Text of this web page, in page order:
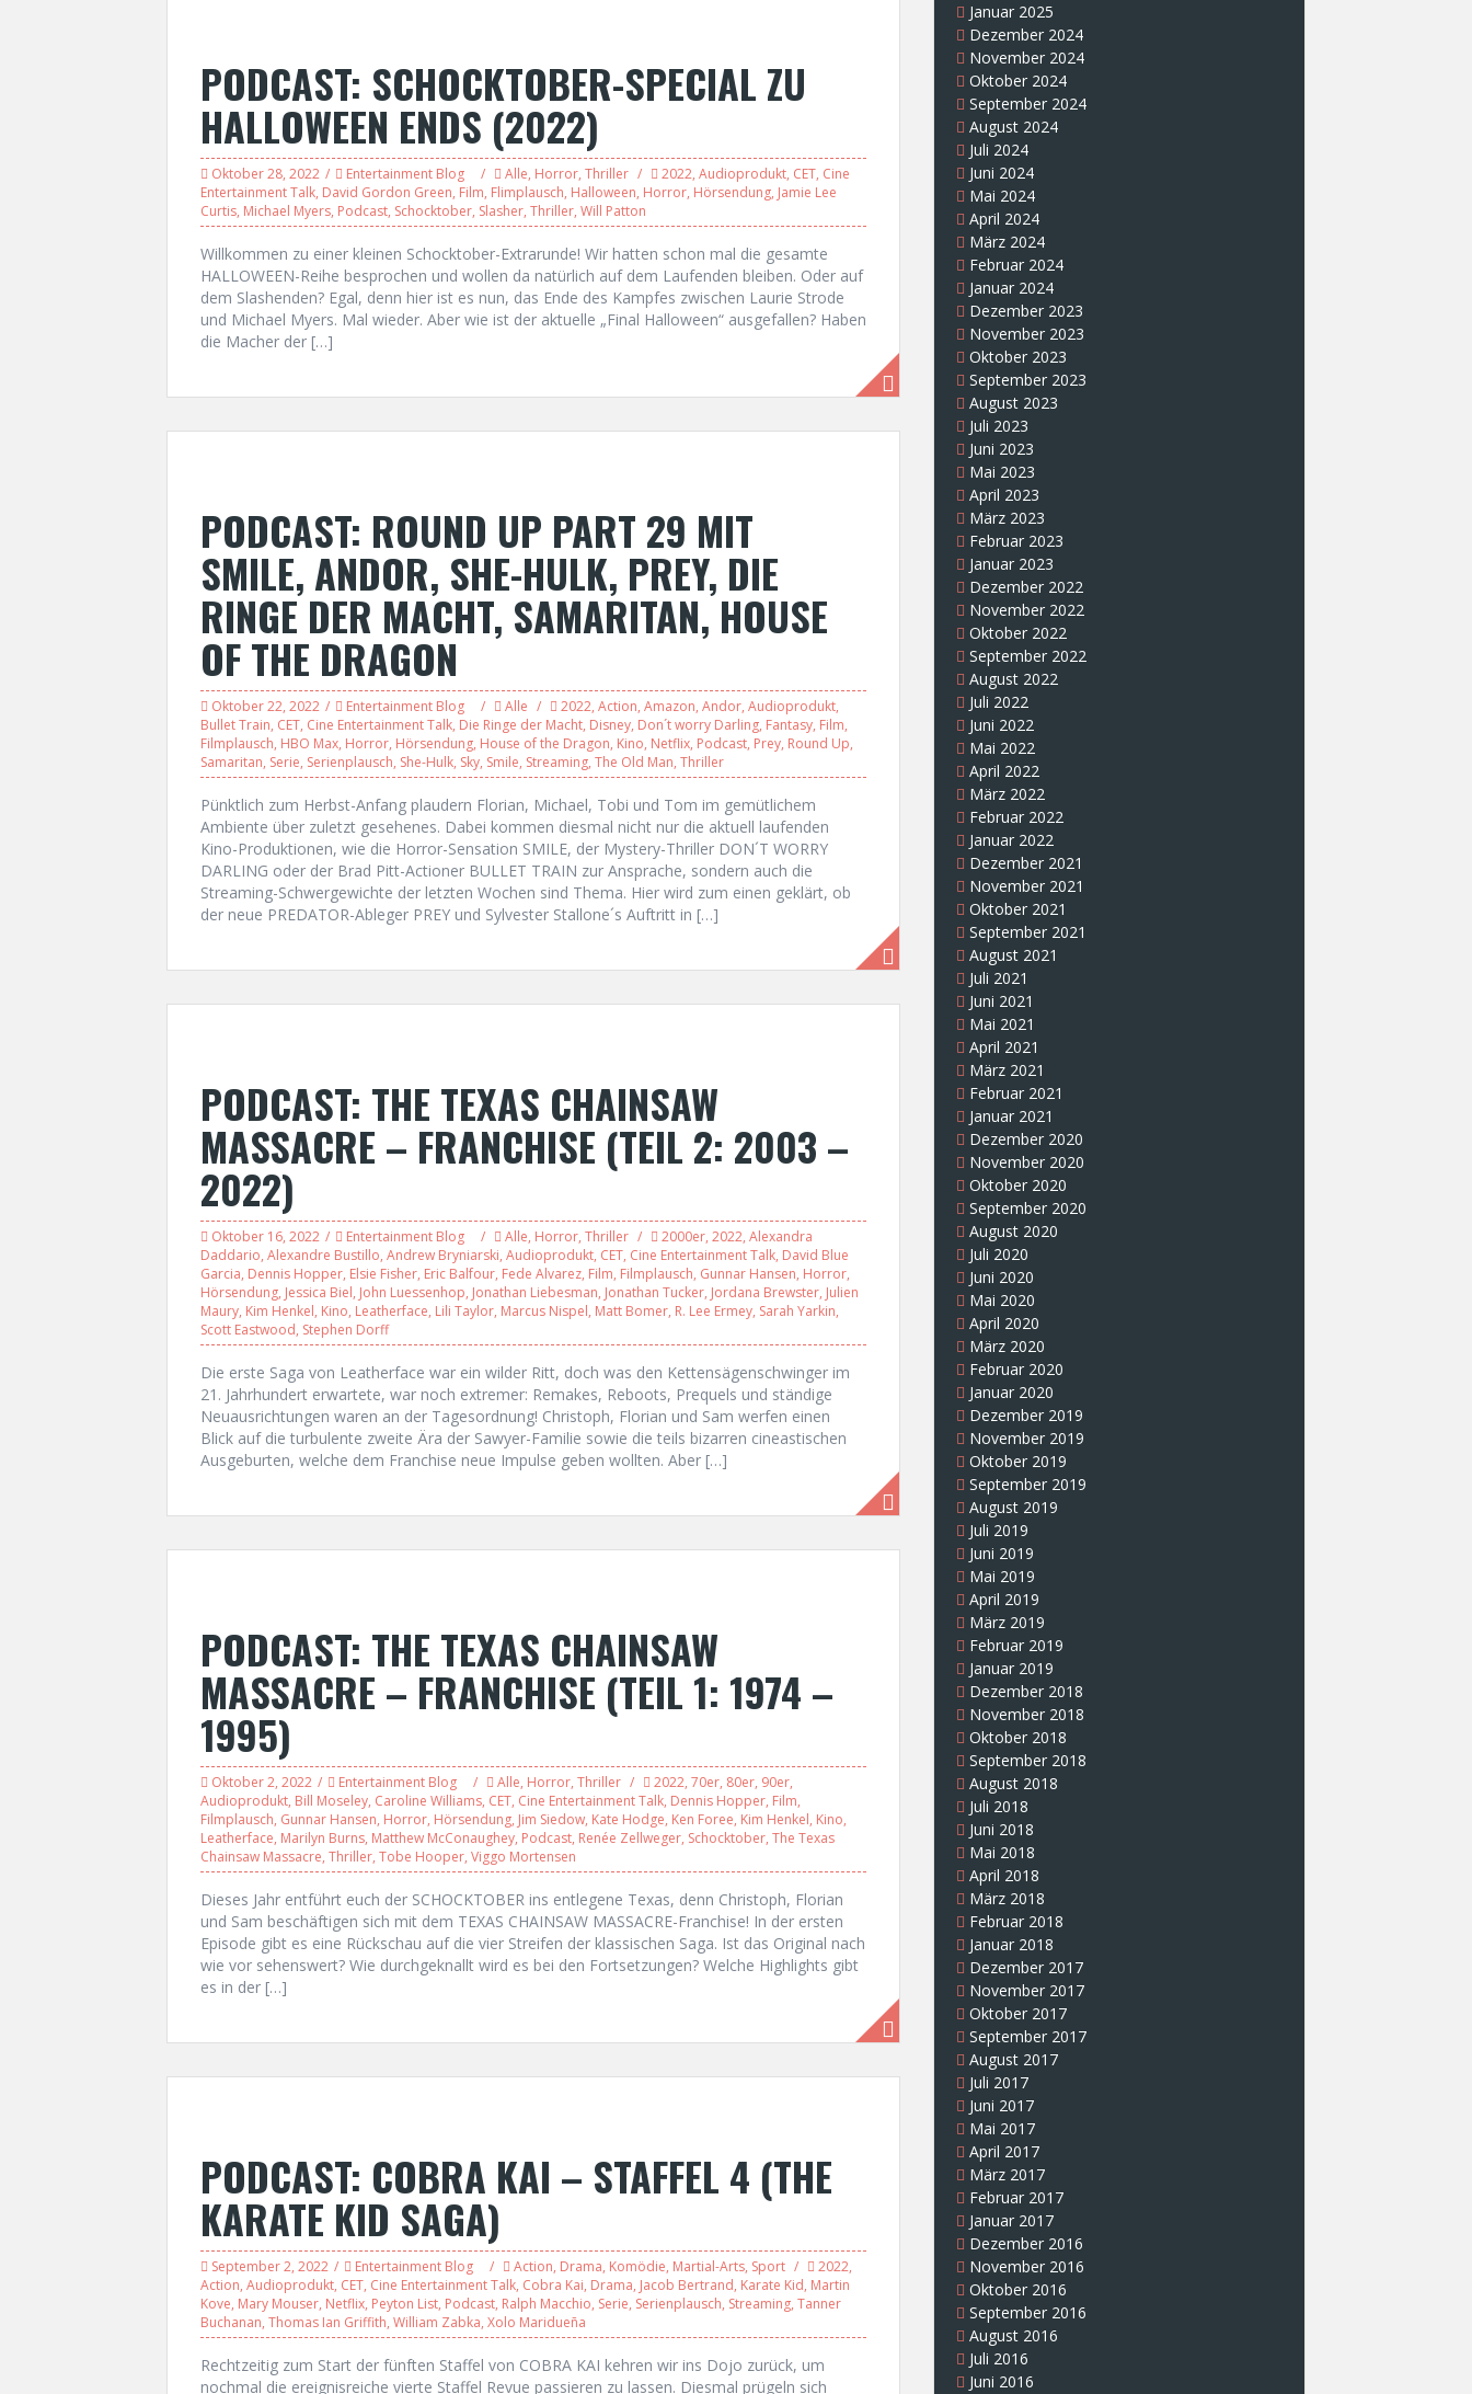
PODCAST: SCHOCKTOBER-SPECIAL ZU
HALLOWEEN ENDS (2022)
Oktober 28, 2022 Entertainment Blog Alle, Horror, Thriller 2022, Audioprodukt, CET, Cine
Entertainment Talk, David Gordon Green, Film, Flimplausch, Halloween, Horror, Hörsendung, Jamie Lee
Curtis, Michael Myers, Podcast, Schocktober, Slasher, Thriller, Will Patton
Willkommen zu einer kleinen Schocktober-Extrarunde! Wir hatten schon mal die gesamte
HALLOWEEN-Reihe besprochen und wollen da natürlich auf dem Laufenden bleiben. Oder auf
dem Slashenden? Egal, denn hier ist es nun, das Ende des Kampfes zwischen Laurie Strode
und Michael Myers. Mal wieder. Aber wie ist der aktuelle „Final Halloween“ ausgefallen? Haben
die Macher der […]
PODCAST: ROUND UP PART 29 MIT
SMILE, ANDOR, SHE-HULK, PREY, DIE
RINGE DER MACHT, SAMARITAN, HOUSE
OF THE DRAGON
Oktober 22, 2022 Entertainment Blog Alle 2022, Action, Amazon, Andor, Audioprodukt,
Bullet Train, CET, Cine Entertainment Talk, Die Ringe der Macht, Disney, Don´t worry Darling, Fantasy, Film,
Filmplausch, HBO Max, Horror, Hörsendung, House of the Dragon, Kino, Netflix, Podcast, Prey, Round Up,
Samaritan, Serie, Serienplausch, She-Hulk, Sky, Smile, Streaming, The Old Man, Thriller
Pünktlich zum Herbst-Anfang plaudern Florian, Michael, Tobi und Tom im gemütlichem
Ambiente über zuletzt gesehenes. Dabei kommen diesmal nicht nur die aktuell laufenden
Kino-Produktionen, wie die Horror-Sensation SMILE, der Mystery-Thriller DON´T WORRY
DARLING oder der Brad Pitt-Actioner BULLET TRAIN zur Ansprache, sondern auch die
Streaming-Schwergewichte der letzten Wochen sind Thema. Hier wird zum einen geklärt, ob
der neue PREDATOR-Ableger PREY und Sylvester Stallone´s Auftritt in […]
PODCAST: THE TEXAS CHAINSAW
MASSACRE – FRANCHISE (TEIL 2: 2003 –
2022)
Oktober 16, 2022 Entertainment Blog Alle, Horror, Thriller 2000er, 2022, Alexandra
Daddario, Alexandre Bustillo, Andrew Bryniarski, Audioprodukt, CET, Cine Entertainment Talk, David Blue
Garcia, Dennis Hopper, Elsie Fisher, Eric Balfour, Fede Alvarez, Film, Filmplausch, Gunnar Hansen, Horror,
Hörsendung, Jessica Biel, John Luessenhop, Jonathan Liebesman, Jonathan Tucker, Jordana Brewster, Julien
Maury, Kim Henkel, Kino, Leatherface, Lili Taylor, Marcus Nispel, Matt Bomer, R. Lee Ermey, Sarah Yarkin,
Scott Eastwood, Stephen Dorff
Die erste Saga von Leatherface war ein wilder Ritt, doch was den Kettensägenschwinger im
21. Jahrhundert erwartete, war noch extremer: Remakes, Reboots, Prequels und ständige
Neuausrichtungen waren an der Tagesordnung! Christoph, Florian und Sam werfen einen
Blick auf die turbulente zweite Ära der Sawyer-Familie sowie die teils bizarren cineastischen
Ausgeburten, welche dem Franchise neue Impulse geben wollten. Aber […]
PODCAST: THE TEXAS CHAINSAW
MASSACRE – FRANCHISE (TEIL 1: 1974 –
1995)
Oktober 2, 2022 Entertainment Blog Alle, Horror, Thriller 2022, 70er, 80er, 90er,
Audioprodukt, Bill Moseley, Caroline Williams, CET, Cine Entertainment Talk, Dennis Hopper, Film,
Filmplausch, Gunnar Hansen, Horror, Hörsendung, Jim Siedow, Kate Hodge, Ken Foree, Kim Henkel, Kino,
Leatherface, Marilyn Burns, Matthew McConaughey, Podcast, Renée Zellweger, Schocktober, The Texas
Chainsaw Massacre, Thriller, Tobe Hooper, Viggo Mortensen
Dieses Jahr entführt euch der SCHOCKTOBER ins entlegene Texas, denn Christoph, Florian
und Sam beschäftigen sich mit dem TEXAS CHAINSAW MASSACRE-Franchise! In der ersten
Episode gibt es eine Rückschau auf die vier Streifen der klassischen Saga. Ist das Original nach
wie vor sehenswert? Wie durchgeknallt wird es bei den Fortsetzungen? Welche Highlights gibt
es in der […]
PODCAST: COBRA KAI – STAFFEL 4 (THE
KARATE KID SAGA)
September 2, 2022 Entertainment Blog Action, Drama, Komödie, Martial-Arts, Sport 2022,
Action, Audioprodukt, CET, Cine Entertainment Talk, Cobra Kai, Drama, Jacob Bertrand, Karate Kid, Martin
Kove, Mary Mouser, Netflix, Peyton List, Podcast, Ralph Macchio, Serie, Serienplausch, Streaming, Tanner
Buchanan, Thomas Ian Griffith, William Zabka, Xolo Maridueña
Rechtzeitig zum Start der fünften Staffel von COBRA KAI kehren wir ins Dojo zurück, um
nochmal die ereignisreiche vierte Staffel Revue passieren zu lassen. Diesmal prügeln sich
Januar 2025
Dezember 2024
November 2024
Oktober 2024
September 2024
August 2024
Juli 2024
Juni 2024
Mai 2024
April 2024
März 2024
Februar 2024
Januar 2024
Dezember 2023
November 2023
Oktober 2023
September 2023
August 2023
Juli 2023
Juni 2023
Mai 2023
April 2023
März 2023
Februar 2023
Januar 2023
Dezember 2022
November 2022
Oktober 2022
September 2022
August 2022
Juli 2022
Juni 2022
Mai 2022
April 2022
März 2022
Februar 2022
Januar 2022
Dezember 2021
November 2021
Oktober 2021
September 2021
August 2021
Juli 2021
Juni 2021
Mai 2021
April 2021
März 2021
Februar 2021
Januar 2021
Dezember 2020
November 2020
Oktober 2020
September 2020
August 2020
Juli 2020
Juni 2020
Mai 2020
April 2020
März 2020
Februar 2020
Januar 2020
Dezember 2019
November 2019
Oktober 2019
September 2019
August 2019
Juli 2019
Juni 2019
Mai 2019
April 2019
März 2019
Februar 2019
Januar 2019
Dezember 2018
November 2018
Oktober 2018
September 2018
August 2018
Juli 2018
Juni 2018
Mai 2018
April 2018
März 2018
Februar 2018
Januar 2018
Dezember 2017
November 2017
Oktober 2017
September 2017
August 2017
Juli 2017
Juni 2017
Mai 2017
April 2017
März 2017
Februar 2017
Januar 2017
Dezember 2016
November 2016
Oktober 2016
September 2016
August 2016
Juli 2016
Juni 2016